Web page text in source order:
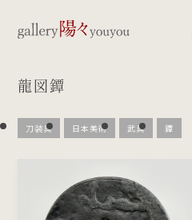
龍図鐔
刀装具 日本美術 武具 鐔